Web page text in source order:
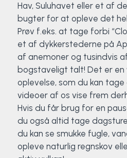
Hav, Suluhavet eller et af
bugter for at opleve det
Prøv f.eks. at tage forbi
et af dykkerstederne på
af anemoner og tusindvis
bogstaveligt talt! Det er en
oplevelse, som du kan
videoer af os vise frem
Hvis du får brug for en
du også altid tage
du kan se smukke fugle,
opleve naturlig regnskov
Tons og teambuilding
Vandsport
Volleyball
Yoga